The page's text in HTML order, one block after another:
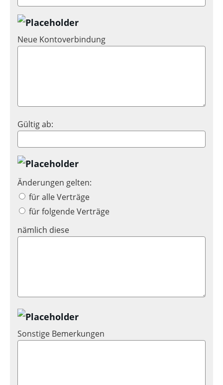
Neue Kontoverbindung
Gültig ab:
Änderungen gelten:
für alle Verträge
für folgende Verträge
nämlich diese
Sonstige Bemerkungen